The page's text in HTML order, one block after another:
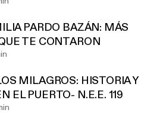
PARDO BAZÁN: MÁS
TE CONTARON
MILAGROS: HISTORIA Y
EL PUERTO- N.E.E. 119